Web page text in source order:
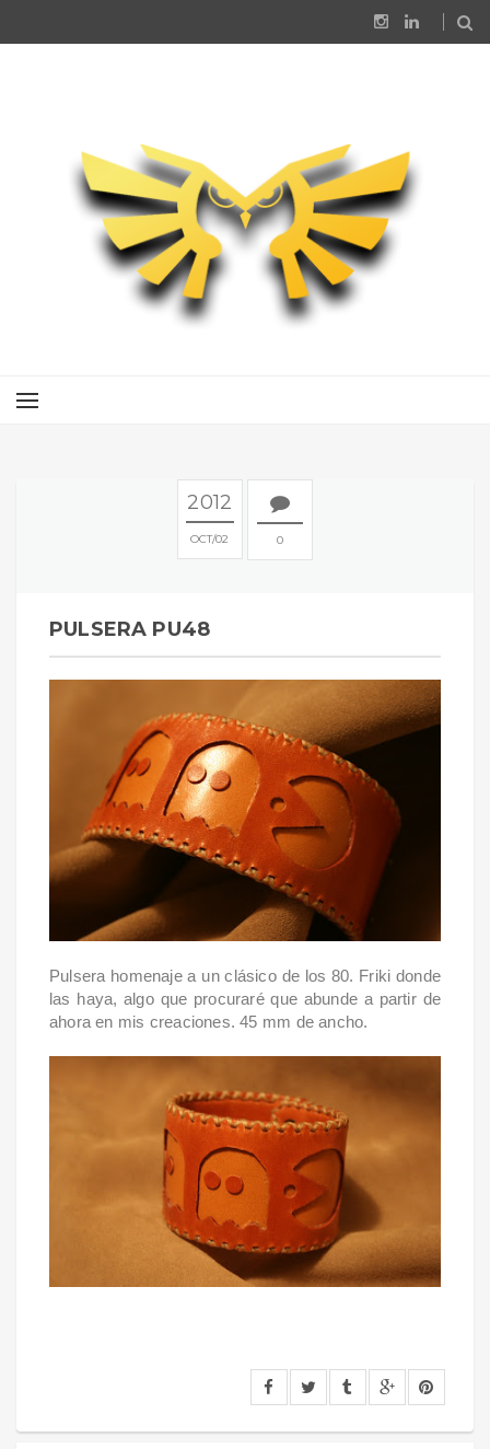
2012
OCT 02 0
PULSERA PU48
Pulsera homenaje a un clásico de los 80. Friki donde
las haya, algo que procuraré que abunde a partir de
ahora en mis creaciones. 45 mm de ancho.